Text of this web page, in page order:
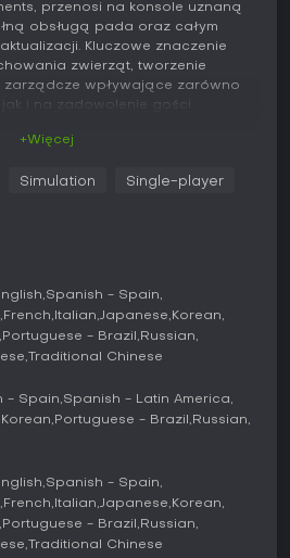
przenosi na konsole uznaną
obsługą pada oraz całym
Kluczowe znaczenie
zwierząt, tworzenie
wpływające zarówno
i na zadowolenie gości.
przy jednoczesnym dbaniu o
Każde zwierzę ma własne
korzystają z narzędzi
wymagania gatunków, kształtują
Zarządzanie obejmuje
rozmieszczanie obiektów
oraz kontrolę finansów
Cele związane z ochroną
poprzez programy hodowlane i
zwierząt na wolność.
pozwalają precyzyjnie
ścieżki i konstrukcje w
wpływa na komfort zwierząt i
zachęcając do ciągłego
+Więcej
Simulation Single-player
Spanish - Spain
French Italian Japanese Korean
Portuguese - Brazil
Russian
Traditional Chinese
- Spain Spanish - Latin America
Korean Portuguese - Brazil
Russian
Spanish - Spain
French Italian Japanese Korean
Portuguese - Brazil
Russian
Traditional Chinese